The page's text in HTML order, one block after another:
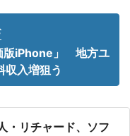
版iPhone」 地方ユ
収入増狙う
・リチャード、ソフ